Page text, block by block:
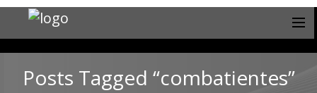
Posts Tagged “combatientes”